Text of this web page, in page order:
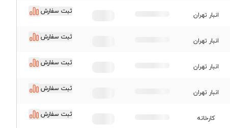
انبار تهران ثبت سفارش
انبار تهران ثبت سفارش
انبار تهران ثبت سفارش
انبار تهران ثبت سفارش
کارخانه ثبت سفارش